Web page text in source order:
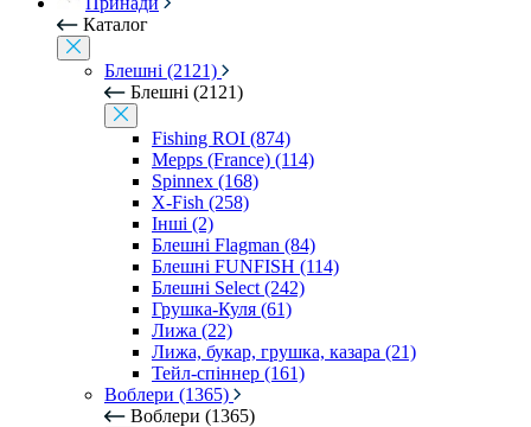
Каталог
Блешні (2121)
Блешні (2121)
Fishing ROI (874)
Mepps (France) (114)
Spinnex (168)
X-Fish (258)
Інші (2)
Блешні Flagman (84)
Блешні FUNFISH (114)
Блешні Select (242)
Грушка-Куля (61)
Лижа (22)
Лижа, букар, грушка, казара (21)
Тейл-спіннер (161)
Воблери (1365)
Воблери (1365)